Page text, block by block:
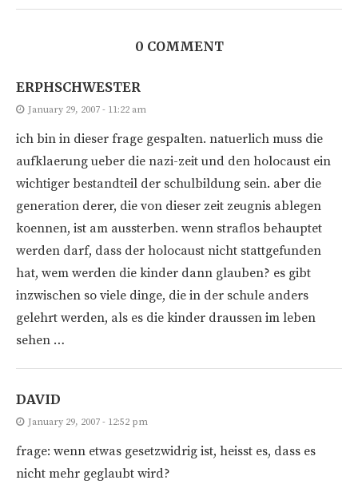
0 COMMENT
ERPHSCHWESTER
January 29, 2007 - 11:22 am
ich bin in dieser frage gespalten. natuerlich muss die
aufklaerung ueber die nazi-zeit und den holocaust ein
wichtiger bestandteil der schulbildung sein. aber die
generation derer, die von dieser zeit zeugnis ablegen
koennen, ist am aussterben. wenn straflos behauptet
werden darf, dass der holocaust nicht stattgefunden
hat, wem werden die kinder dann glauben? es gibt
inzwischen so viele dinge, die in der schule anders
gelehrt werden, als es die kinder draussen im leben
sehen …
DAVID
January 29, 2007 - 12:52 pm
frage: wenn etwas gesetzwidrig ist, heisst es, dass es
nicht mehr geglaubt wird?